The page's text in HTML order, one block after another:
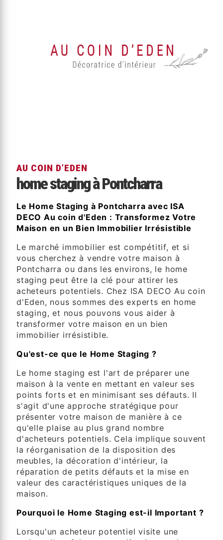
AU COIN D’EDEN
home staging à Pontcharra
Le Home Staging à Pontcharra avec ISA
DECO Au coin d'Eden : Transformez Votre
Maison en un Bien Immobilier Irrésistible
Le marché immobilier est compétitif, et si
vous cherchez à vendre votre maison à
Pontcharra ou dans les environs, le home
staging peut être la clé pour attirer les
acheteurs potentiels. Chez ISA DECO Au coin
d'Eden, nous sommes des experts en home
staging, et nous pouvons vous aider à
transformer votre maison en un bien
immobilier irrésistible.
Qu'est-ce que le Home Staging ?
Le home staging est l'art de préparer une
maison à la vente en mettant en valeur ses
points forts et en minimisant ses défauts. Il
s'agit d'une approche stratégique pour
présenter votre maison de manière à ce
qu'elle plaise au plus grand nombre
d'acheteurs potentiels. Cela implique souvent
la réorganisation de la disposition des
meubles, la décoration d'intérieur, la
réparation de petits défauts et la mise en
valeur des caractéristiques uniques de la
maison.
Pourquoi le Home Staging est-il Important ?
Lorsqu'un acheteur potentiel visite une